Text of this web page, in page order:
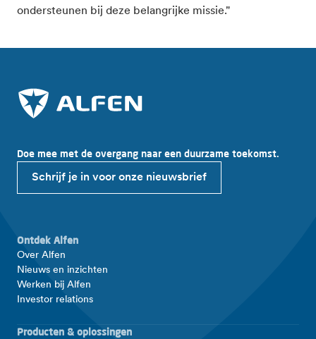
ondersteunen bij deze belangrijke missie."
Doe mee met de overgang naar een duurzame toekomst.
Schrijf je in voor onze nieuwsbrief
Ontdek Alfen
Over Alfen
Nieuws en inzichten
Werken bij Alfen
Investor relations
Producten & oplossingen